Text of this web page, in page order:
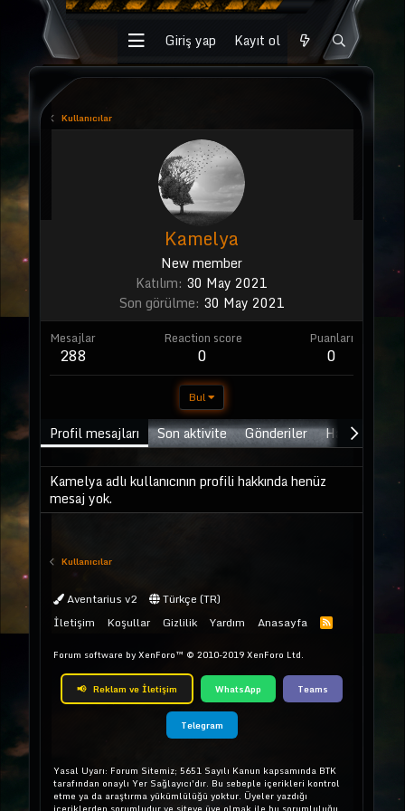
Giriş yap Kayıt ol
Kullanıcılar
Kamelya
New member
Katılım 30 May 2021
Son görülme 30 May 2021
Mesajlar
288
Reaction score
0
Puanları
0
Bul
Profil mesajları Son aktivite Gönderiler Hakkında
Kamelya adlı kullanıcının profili hakkında henüz
mesaj yok.
Kullanıcılar
Aventarius v2
Türkçe (TR)
İletişim
Koşullar Gizlilik Yardım Anasayfa
Forum software by XenForo™ © 2010-2019 XenForo Ltd.
📢 Reklam ve İletişim WhatsApp Teams
Telegram
Yasal Uyarı: Forum Sitemiz; 5651 Sayılı Kanun kapsamında BTK
tarafından onaylı Yer Sağlayıcı'dır. Bu sebeple içerikleri kontrol
etme ya da araştırma yükümlülüğü yoktur. Üyeler yazdığı